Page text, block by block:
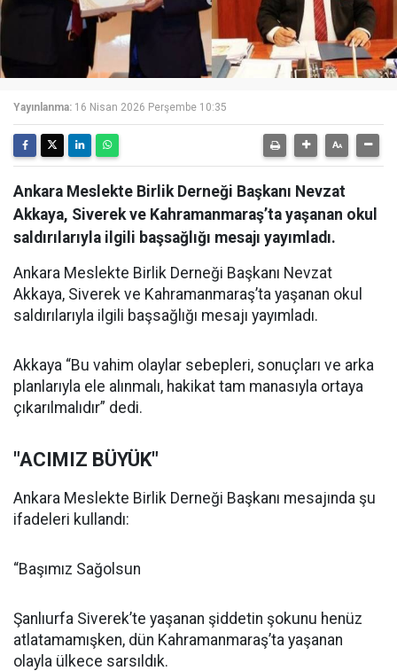
Yayınlanma: 16 Nisan 2026 Perşembe 10:35
Ankara Meslekte Birlik Derneği Başkanı Nevzat
Akkaya, Siverek ve Kahramanmaraş’ta yaşanan okul
saldırılarıyla ilgili başsağlığı mesajı yayımladı.
Ankara Meslekte Birlik Derneği Başkanı Nevzat
Akkaya, Siverek ve Kahramanmaraş’ta yaşanan okul
saldırılarıyla ilgili başsağlığı mesajı yayımladı.
Akkaya “Bu vahim olaylar sebepleri, sonuçları ve arka
planlarıyla ele alınmalı, hakikat tam manasıyla ortaya
çıkarılmalıdır” dedi.
"ACIMIZ BÜYÜK"
Ankara Meslekte Birlik Derneği Başkanı mesajında şu
ifadeleri kullandı:
“Başımız Sağolsun
Şanlıurfa Siverek’te yaşanan şiddetin şokunu henüz
atlatamamışken, dün Kahramanmaraş’ta yaşanan
olayla ülkece sarsıldık.